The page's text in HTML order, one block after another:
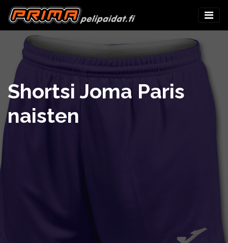
Shortsi Joma Paris
naisten